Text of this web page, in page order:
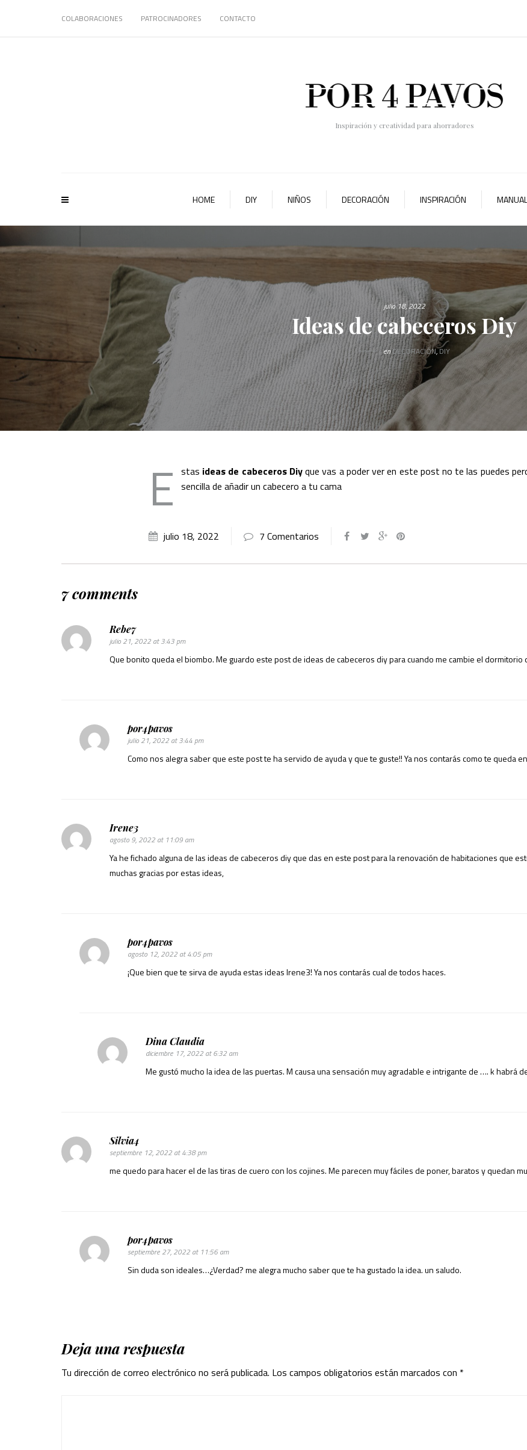
COLABORACIONES PATROCINADORES CONTACTO
Inspiración y creatividad para ahorradores
HOME DIY NIÑOS DECORACIÓN INSPIRACIÓN
julio 18, 2022
Ideas de cabeceros Diy
enDECORACIÓN,DIY
E stas ideas de cabeceros Diyque vas a poder ver en este post no te las puedes
sencilla de añadir un cabecero a tu cama
julio 18, 2022 7 Comentarios
7 comments
Rebe7
julio 21, 2022 at 3:43 pm
Que bonito queda el biombo. Me guardo este post de ideas de cabeceros diy para cuando me cambie el
por4pavos
julio 21, 2022 at 3:44 pm
Como nos alegra saber que este post te ha servido de ayuda y que te guste!! Ya nos contarás como te queda
Irene3
agosto 9, 2022 at 11:09 am
Ya he fichado alguna de las ideas de cabeceros diy que das en este post para la renovación de habitaciones que
muchas gracias por estas ideas,
por4pavos
agosto 12, 2022 at 4:05 pm
¡Que bien que te sirva de ayuda estas ideas Irene3! Ya nos contarás cual de todos haces.
Dina Claudia
diciembre 17, 2022 at 6:32 am
Me gustó mucho la idea de las puertas. M causa una sensación muy agradable e intrigante de …. k habrá
Silvia4
septiembre 12, 2022 at 4:38 pm
me quedo para hacer el de las tiras de cuero con los cojines. Me parecen muy fáciles de poner, baratos y quedan
por4pavos
septiembre 27, 2022 at 11:56 am
Sin duda son ideales…¿Verdad? me alegra mucho saber que te ha gustado la idea. un saludo.
Deja una respuesta
Tu dirección de correo electrónico no será publicada. Los campos obligatorios están marcados con *